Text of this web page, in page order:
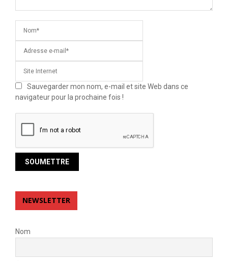
Sauvegarder mon nom, e-mail et site Web dans ce
navigateur pour la prochaine fois !
NEWSLETTER
Nom